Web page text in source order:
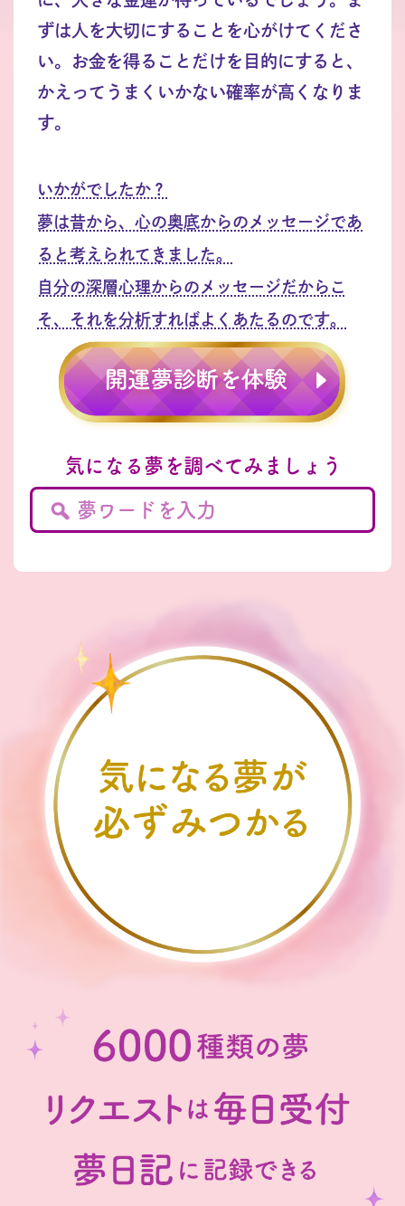
ずは人を大切にすることを心がけてくださ
い。お金を得ることだけを目的にすると、
かえってうまくいかない確率が高くなりま
す。
いかがでしたか？
夢は昔から、心の奥底からのメッセージであ
ると考えられてきました。
自分の深層心理からのメッセージだからこ
そ、それを分析すればよくあたるのです。
気になる夢を調べてみましょう